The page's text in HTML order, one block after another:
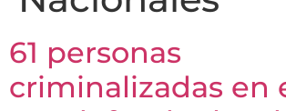
61 personas
criminalizadas en